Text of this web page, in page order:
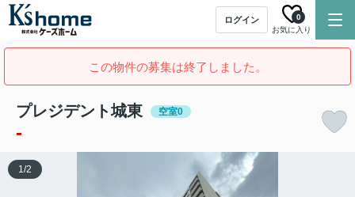
ログイン
お気に入り
0
この物件の募集は終了しました。
プレジデント城東 空室0
-
1/2